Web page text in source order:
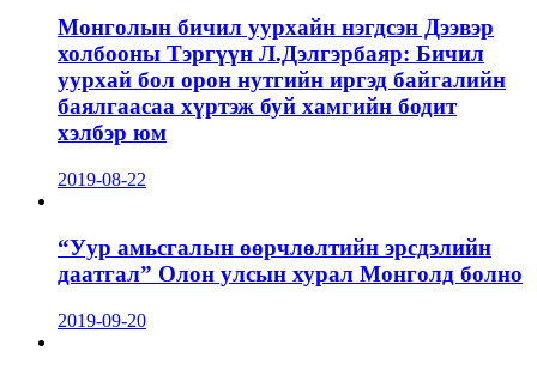
Монголын бичил уурхайн нэгдсэн Дээвэр
холбооны Тэргүүн Л.Дэлгэрбаяр: Бичил
уурхай бол орон нутгийн иргэд байгалийн
баялгаасаа хүртэж буй хамгийн бодит
хэлбэр юм
2019-08-22
“Уур амьсгалын өөрчлөлтийн эрсдэлийн
даатгал” Олон улсын хурал Монголд болно
2019-09-20